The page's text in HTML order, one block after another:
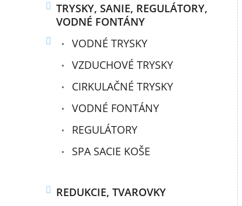
TRYSKY, SANIE, REGULÁTORY,
VODNÉ FONTÁNY
VODNÉ TRYSKY
VZDUCHOVÉ TRYSKY
CIRKULAČNÉ TRYSKY
VODNÉ FONTÁNY
REGULÁTORY
SPA SACIE KOŠE
REDUKCIE, TVAROVKY